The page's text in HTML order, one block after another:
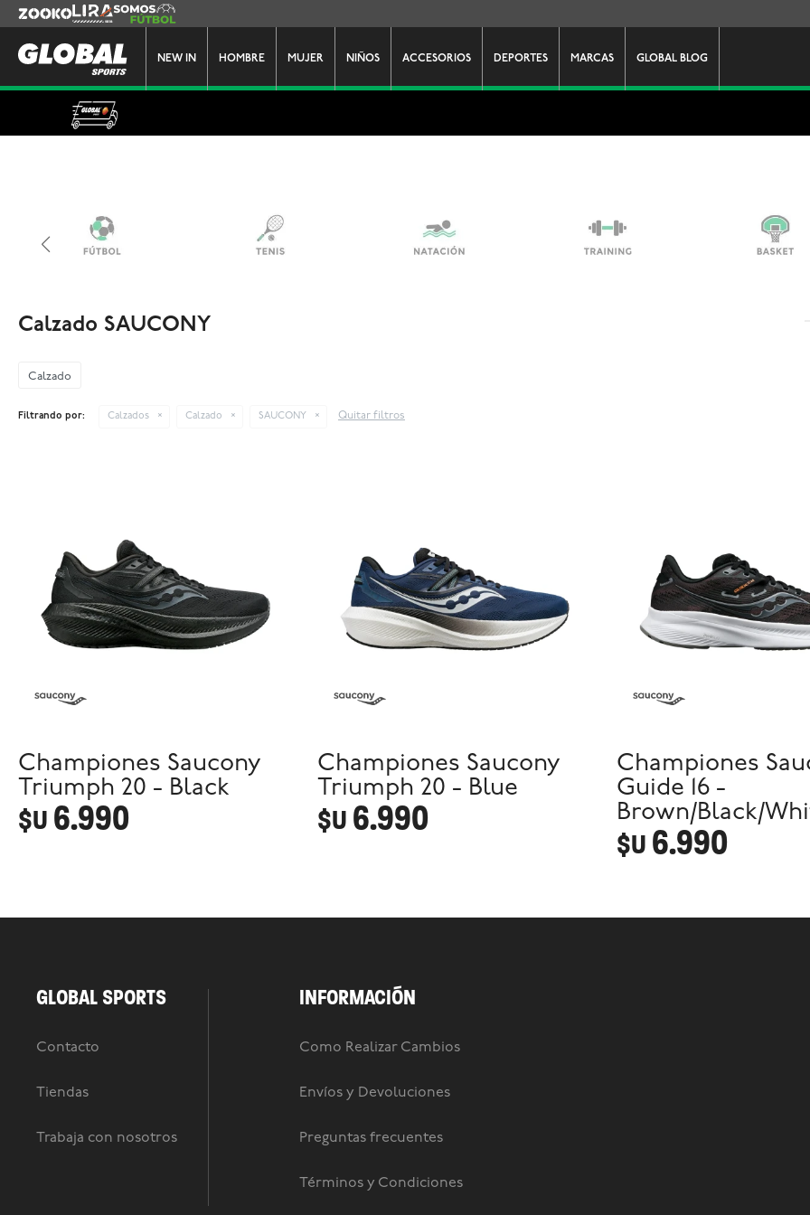
NEW IN HOMBRE MUJER NIÑOS ACCESORIOS DEPORTES MARCAS GLOBAL BLOG
Zooko Lira Somos Futbol
Calzado SAUCONY
Calzado
Filtrando por: Calzados Calzado SAUCONY Quitar filtros
Championes Saucony
Triumph 20 - Black
$U 6.990
Championes Saucony
Triumph 20 - Blue
$U 6.990
Championes
Guide 16 -
Brown/Black/
$U 6.990
GLOBAL SPORTS
Contacto
Tiendas
Trabaja con nosotros
INFORMACIÓN
Como Realizar Cambios
Envíos y Devoluciones
Preguntas frecuentes
Términos y Condiciones